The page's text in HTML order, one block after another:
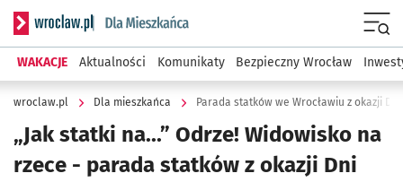
Serwis informacyjny wroclaw.pl podserwis: Dla mieszkańca
WAKACJE Aktualności Komunikaty Bezpieczny Wrocław
wroclaw.pl Dla mieszkańca Parada statków we Wrocławiu z okazji
„Jak statki na...” Odrze! Widowisko na
rzece - parada statków z okazji Dni